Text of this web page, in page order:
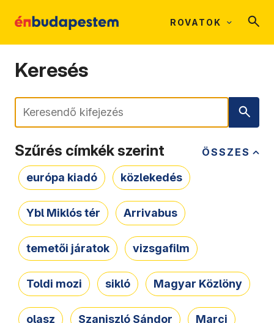
ROVATOK
Keresés
Keresés
ÖSSZES
Szűrés címkék szerint
európa kiadó közlekedés
Ybl Miklós tér Arrivabus
temetői járatok vizsgafilm
Toldi mozi sikló Magyar Közlöny
olasz Szaniszló Sándor Marci